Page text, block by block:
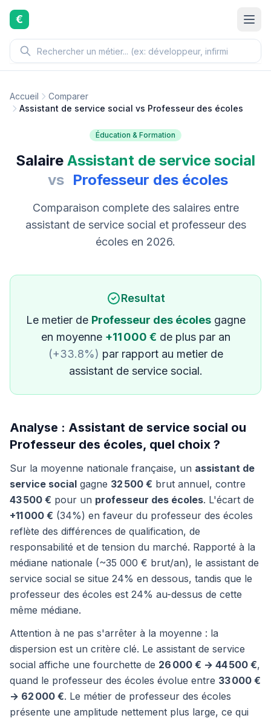
Aller au contenu principal
€
Accueil
Comparer
Assistant de service social vs Professeur des écoles
Éducation & Formation
Salaire Assistant de service social
vs Professeur des écoles
Comparaison complete des salaires entre
assistant de service social et professeur des
écoles en 2026.
Resultat
Le metier de Professeur des écolesgagne
en moyenne +11 000 € de plus par an
(+33.8%) par rapport au metier de
assistant de service social.
Analyse : Assistant de service social ou
Professeur des écoles, quel choix ?
Sur la moyenne nationale française, un assistant de
service social gagne 32 500 € brut annuel, contre
43 500 € pour un professeur des écoles. L'écart de
+11 000 € (34%) en faveur du professeur des écoles
reflète des différences de qualification, de
responsabilité et de tension du marché. Rapporté à la
médiane nationale (~35 000 € brut/an), le assistant de
service social se situe 24% en dessous, tandis que le
professeur des écoles est 24% au-dessus de cette
même médiane.
Attention à ne pas s'arrêter à la moyenne : la
dispersion est un critère clé. Le assistant de service
social affiche une fourchette de 26 000 € → 44 500 €,
quand le professeur des écoles évolue entre 33 000 €
→ 62 000 €. Le métier de professeur des écoles
présente une amplitude nettement plus large, ce qui